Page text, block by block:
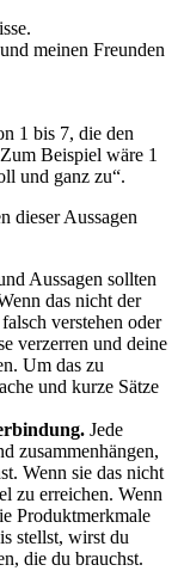
meinen Freunden
1 bis 7, die den
Beispiel wäre 1
und ganz zu“.
dieser Aussagen
Aussagen sollten
das nicht der
verstehen oder
verzerren und deine
Um das zu
und kurze Sätze
Jede
zusammenhängen,
Wenn sie das nicht
zu erreichen. Wenn
Produktmerkmale
stellst, wirst du
die du brauchst.